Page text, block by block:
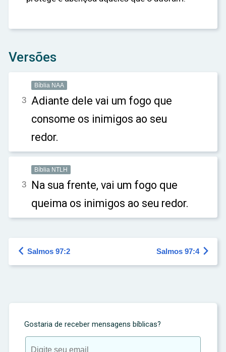
Versões
Bíblia NAA
3 Adiante dele vai um fogo que
consome os inimigos ao seu
redor.
Bíblia NTLH
3 Na sua frente, vai um fogo que
queima os inimigos ao seu redor.
 Salmos 97:2 Salmos 97:4 
Gostaria de receber mensagens bíblicas?